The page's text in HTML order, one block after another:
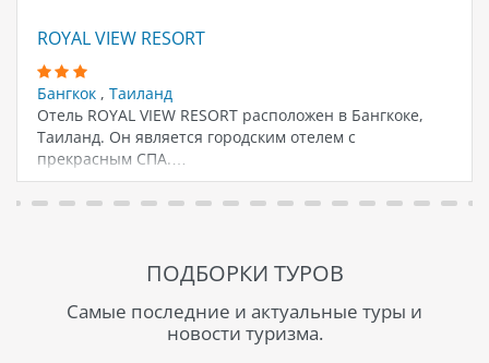
ROYAL VIEW RESORT
Бангкок , Таиланд
Отель ROYAL VIEW RESORT расположен в Бангкоке,
Таиланд. Он является городским отелем с
прекрасным СПА.…
ПОДБОРКИ ТУРОВ
Самые последние и актуальные туры и
новости туризма.